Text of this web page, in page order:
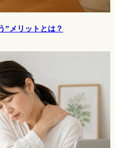
”メリットとは？